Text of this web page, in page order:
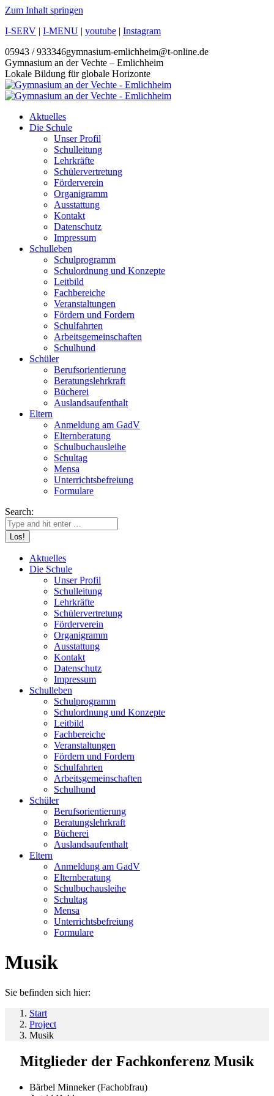
Zum Inhalt springen
I-SERV | I-MENU | youtube | Instagram
05943 / 933346gymnasium-emlichheim@t-online.de
Gymnasium an der Vechte – Emlichheim
Lokale Bildung für globale Horizonte
Aktuelles
Die Schule
Unser Profil
Schulleitung
Lehrkräfte
Schülervertretung
Förderverein
Organigramm
Ausstattung
Kontakt
Datenschutz
Impressum
Schulleben
Schulprogramm
Schulordnung und Konzepte
Leitbild
Fachbereiche
Veranstaltungen
Fördern und Fordern
Schulfahrten
Arbeitsgemeinschaften
Schulhund
Schüler
Berufsorientierung
Beratungslehrkraft
Bücherei
Auslandsaufenthalt
Eltern
Anmeldung am GadV
Elternberatung
Schulbuchausleihe
Schultag
Mensa
Unterrichtsbefreiung
Formulare
Search:
Aktuelles
Die Schule
Unser Profil
Schulleitung
Lehrkräfte
Schülervertretung
Förderverein
Organigramm
Ausstattung
Kontakt
Datenschutz
Impressum
Schulleben
Schulprogramm
Schulordnung und Konzepte
Leitbild
Fachbereiche
Veranstaltungen
Fördern und Fordern
Schulfahrten
Arbeitsgemeinschaften
Schulhund
Schüler
Berufsorientierung
Beratungslehrkraft
Bücherei
Auslandsaufenthalt
Eltern
Anmeldung am GadV
Elternberatung
Schulbuchausleihe
Schultag
Mensa
Unterrichtsbefreiung
Formulare
Musik
Sie befinden sich hier:
Start
Project
Musik
Mitglieder der Fachkonferenz Musik
Bärbel Minneker (Fachobfrau)